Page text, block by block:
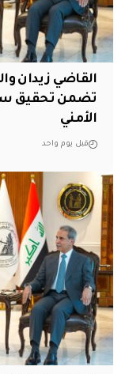
القاضي زيدان
تضمن تحقيق
الأمني
قبل يوم واحد